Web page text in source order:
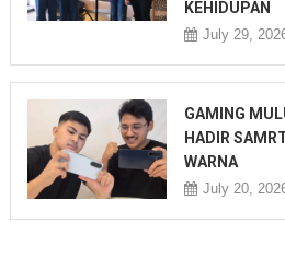
KEHIDUPAN
July 29,
GAMING
HADIR
WARNA
July 20,